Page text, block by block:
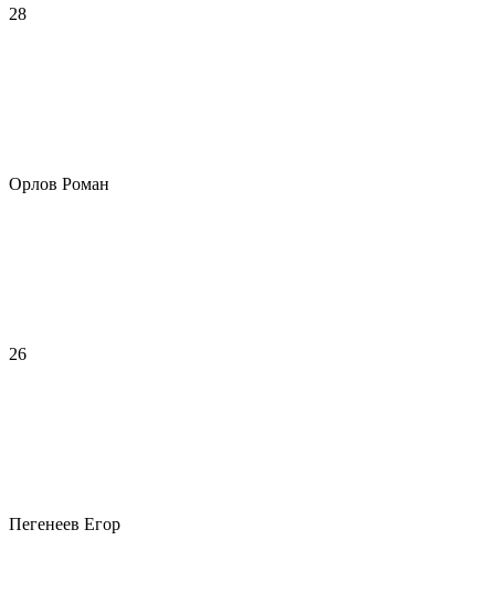
28
Орлов Роман
26
Пегенеев Егор